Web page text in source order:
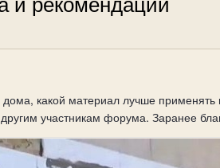
какой материал лучше
участникам форума. Заранее